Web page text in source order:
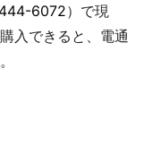
6072）で現
入できると、電通